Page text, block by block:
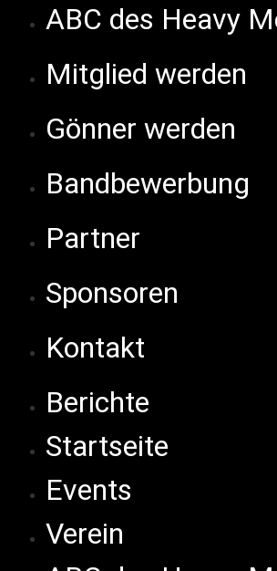
ABC des Heavy
Mitglied werden
Gönner werden
Bandbewerbung
Partner
Sponsoren
Kontakt
Berichte
Startseite
Events
Verein